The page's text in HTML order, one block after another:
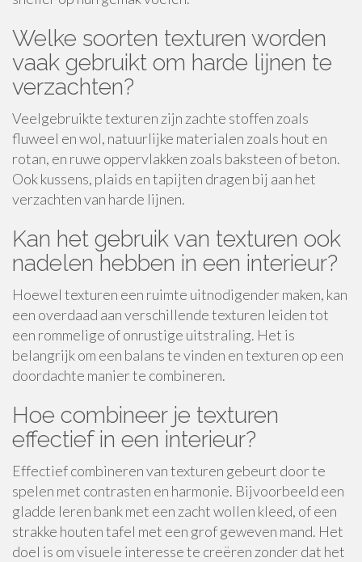
Welke soorten texturen worden
vaak gebruikt om harde lijnen te
verzachten?
Veelgebruikte texturen zijn zachte stoffen zoals
fluweel en wol, natuurlijke materialen zoals hout en
rotan, en ruwe oppervlakken zoals baksteen of beton.
Ook kussens, plaids en tapijten dragen bij aan het
verzachten van harde lijnen.
Kan het gebruik van texturen ook
nadelen hebben in een interieur?
Hoewel texturen een ruimte uitnodigender maken, kan
een overdaad aan verschillende texturen leiden tot
een rommelige of onrustige uitstraling. Het is
belangrijk om een balans te vinden en texturen op een
doordachte manier te combineren.
Hoe combineer je texturen
effectief in een interieur?
Effectief combineren van texturen gebeurt door te
spelen met contrasten en harmonie. Bijvoorbeeld een
gladde leren bank met een zacht wollen kleed, of een
strakke houten tafel met een grof geweven mand. Het
doel is om visuele interesse te creëren zonder dat het